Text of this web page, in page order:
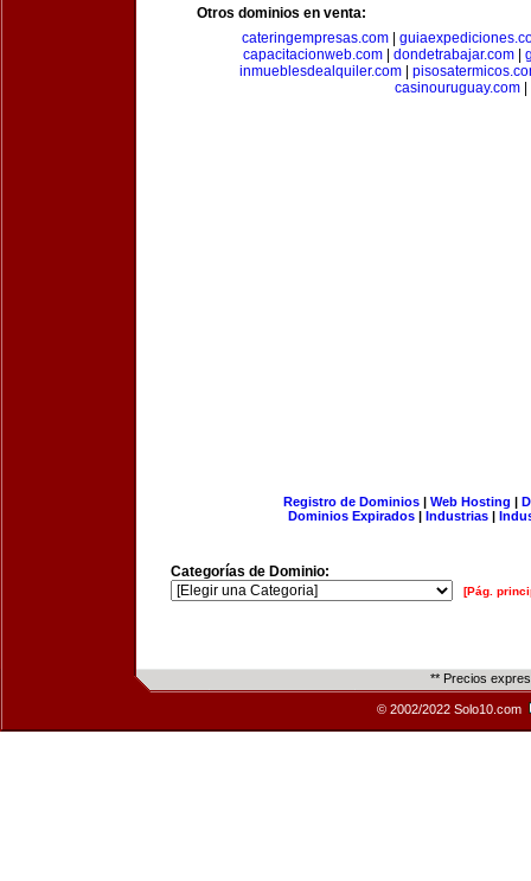
Otros dominios en venta:
cateringempresas.com|
capacitacionweb.com
dondetrabajar.com
inmueblesdealquiler.com|
casinouruguay.com
Registro de Dominios| Web Hosting |
Dominios Expirados | Industrias |
Categorías de Dominio:
[Pág.
** Precios
© 2002/2022 Solo10.com